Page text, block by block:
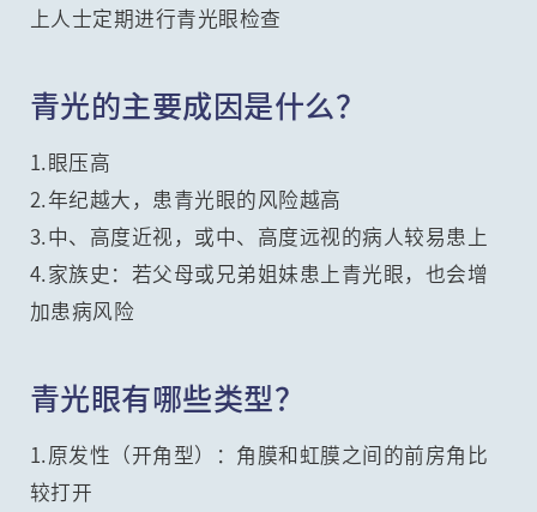
上人士定期进行青光眼检查
青光的主要成因是什么？
1.眼压高
2.年纪越大，患青光眼的风险越高
3.中、高度近视，或中、高度远视的病人较易患上
4.家族史：若父母或兄弟姐妹患上青光眼，也会增
加患病风险
青光眼有哪些类型？
1.原发性（开角型）：角膜和虹膜之间的前房角比
较打开